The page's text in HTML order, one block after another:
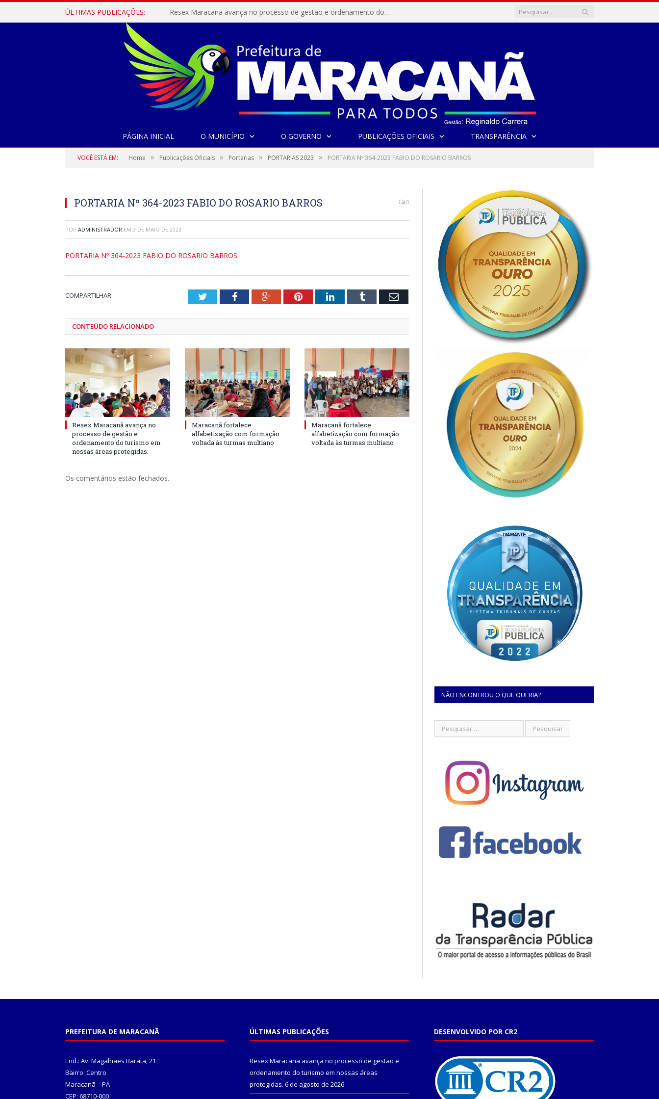
ÚLTIMAS PUBLICAÇÕES: Resex Maracanã avança no processo de gestão e ordenamento do turismo em nossas áreas protegidas.
PÁGINA INICIAL O MUNICÍPIO O GOVERNO PUBLICAÇÕES OFICIAIS TRANSPARÊNCIA
VOCÊ ESTÁ EM: Home » Publicações Oficiais » Portarias » PORTARIAS 2023 » PORTARIA Nº 364-2023 FABIO DO ROSARIO BARROS
PORTARIA Nº 364-2023 FABIO DO ROSARIO BARROS 0
POR ADMINISTRADOR EM 3 DE MAIO DE 2023
PORTARIA Nº 364-2023 FABIO DO ROSARIO BARROS
COMPARTILHAR: TwitterFacebookGoogle+PinterestLinkedInTumblr Email
CONTEÚDO RELACIONADO
Resex Maracanã avança no
processo de gestão e
ordenamento do turismo em
nossas áreas protegidas.
Maracanã fortalece
alfabetização com formação
voltada às turmas multiano
Maracanã fortalece
alfabetização com formação
voltada às turmas multiano
Os comentários estão fechados.
NÃO ENCONTROU O QUE QUERIA?
PREFEITURA DE MARACANÃ
End.: Av. Magalhães Barata, 21
Bairro: Centro
Maracanã – PA
CEP: 68710-000
ÚLTIMAS PUBLICAÇÕES
Resex Maracanã avança no processo de gestão e
ordenamento do turismo em nossas áreas
protegidas. 6 de agosto de 2026
DESENVOLVIDO POR CR2